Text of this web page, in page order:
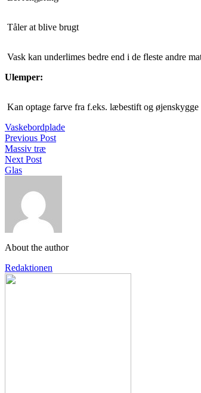
Tåler at blive brugt
Vask kan underlimes bedre end i de fleste andre
Ulemper:
Kan optage farve fra f.eks. læbestift og øjenskygge
Vaskebordplade
Previous Post
Massiv træ
Next Post
Glas
About the author
Redaktionen